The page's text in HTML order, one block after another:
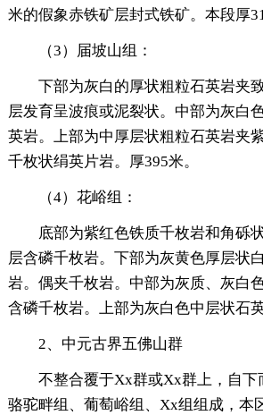
米的假象赤铁矿层封式铁矿。本段厚
（3）届坡山组：
下部为灰白的厚状粗粒石英岩夹
层发育呈波痕或泥裂状。中部为灰白
英岩。上部为中厚层状粗粒石英岩夹
千枚状绢英片岩。厚395米。
（4）花峪组：
底部为紫红色铁质千枚岩和角砾
层含磷千枚岩。下部为灰黄色厚层状
岩。偶夹千枚岩。中部为灰质、灰白
含磷千枚岩。上部为灰白色中层状石
2、中元古界五佛山群
不整合覆于Xx群或Xx群上，自下
骆驼畔组、葡萄峪组、Xx组组成，本